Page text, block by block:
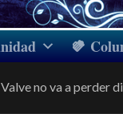
no va a perder